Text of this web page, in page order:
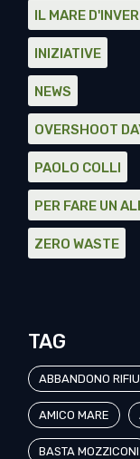
IL MARE
INIZIATIVE
NEWS
OVERSHOOT
PAOLO COLLI
PER FARE UN
ZERO WASTE
TAG
ABBANDONO
AMICO MARE
BASTA MOZZICONI